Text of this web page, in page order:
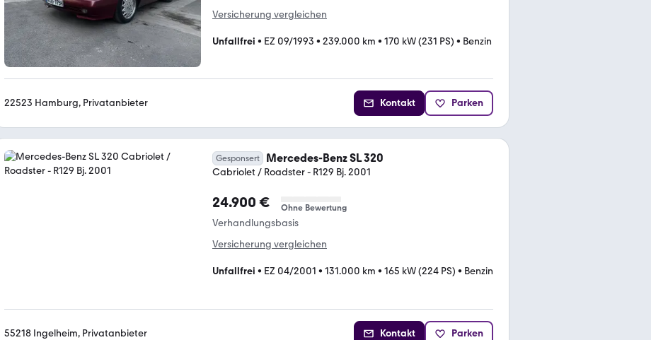
Versicherung vergleichen
Unfallfrei • EZ 09/1993 • 239.000 km • 170 kW (231 PS) • Benzin
22523 Hamburg, Privatanbieter Kontakt Parken
Gesponsert Mercedes-Benz SL 320
Cabriolet / Roadster - R129 Bj. 2001
24.900 € Ohne Bewertung
Verhandlungsbasis
Versicherung vergleichen
Unfallfrei • EZ 04/2001 • 131.000 km • 165 kW (224 PS) • Benzin
55218 Ingelheim, Privatanbieter Kontakt Parken